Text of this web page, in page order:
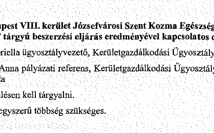
Vin. kerület Józsefvárosi Szent Kozma
tárgyú beszerzési eljárás eredményével kapcsolatos
ügyosztályvezető, Kerületgazdálkodási
pályázati referens, Kerületgazdálkodási
/
;
kelltárgyalni.
többség szükséges.